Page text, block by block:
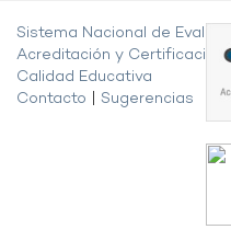
Sistema Nacional de
Acreditación y Certificación
Calidad Educativa
Contacto
Sugerencias